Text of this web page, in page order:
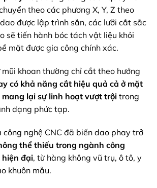
theo các phương X, Y, Z theo
được lập trình sẵn, các lưỡi cắt sắc
sẽ tiến hành bóc tách vật liệu khỏi
mặt được gia công chính xác.
khoan thường chỉ cắt theo hướng
có khả năng cắt hiệu quả cả ở mặt
lại sự linh hoạt vượt trội trong
dạng phức tạp.
công nghệ CNC đã biến dao phay trở
thể thiếu trong ngành công
đại, từ hàng không vũ trụ, ô tô, y
khuôn mẫu.